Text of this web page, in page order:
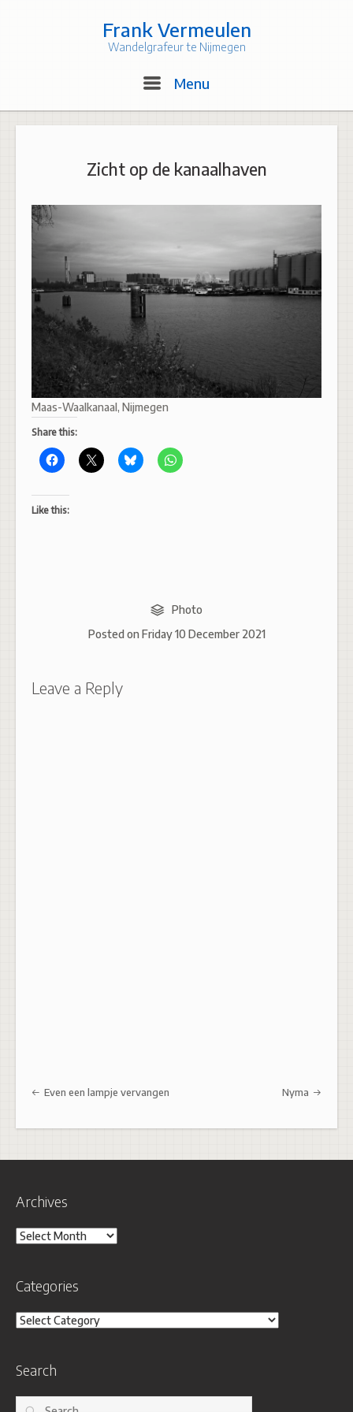
Frank Vermeulen
Wandelgrafeur te Nijmegen
Menu
Zicht op de kanaalhaven
Maas-Waalkanaal, Nijmegen
Share this:
Like this:
Photo
Posted on Friday 10 December 2021
Leave a Reply
Post navigation
Even een lampje vervangen Nyma
Archives
Archives
Categories
Categories
Search
Search